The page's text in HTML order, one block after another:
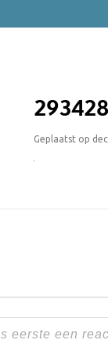
Geplaatst op